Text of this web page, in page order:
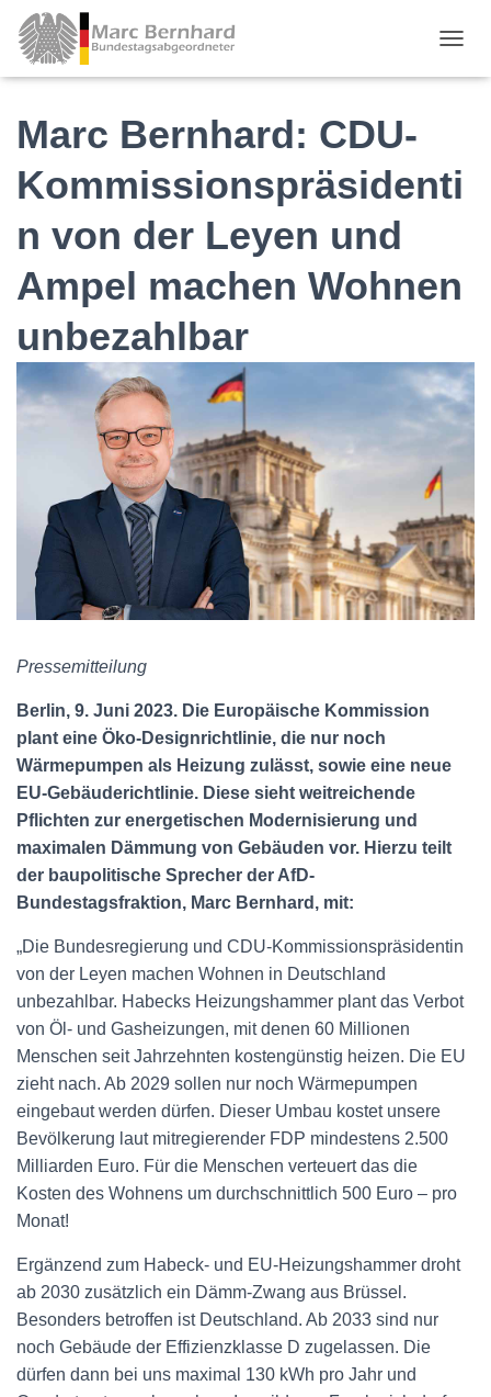
Marc Bernhard: CDU-
Kommissionspräsidenti
n von der Leyen und
Ampel machen Wohnen
unbezahlbar
Pressemitteilung
Berlin, 9. Juni 2023. Die Europäische Kommission
plant eine Öko-Designrichtlinie, die nur noch
Wärmepumpen als Heizung zulässt, sowie eine neue
EU-Gebäuderichtlinie. Diese sieht weitreichende
Pflichten zur energetischen Modernisierung und
maximalen Dämmung von Gebäuden vor. Hierzu teilt
der baupolitische Sprecher der AfD-
Bundestagsfraktion, Marc Bernhard, mit:
„Die Bundesregierung und CDU-Kommissionspräsidentin
von der Leyen machen Wohnen in Deutschland
unbezahlbar. Habecks Heizungshammer plant das Verbot
von Öl- und Gasheizungen, mit denen 60 Millionen
Menschen seit Jahrzehnten kostengünstig heizen. Die EU
zieht nach. Ab 2029 sollen nur noch Wärmepumpen
eingebaut werden dürfen. Dieser Umbau kostet unsere
Bevölkerung laut mitregierender FDP mindestens 2.500
Milliarden Euro. Für die Menschen verteuert das die
Kosten des Wohnens um durchschnittlich 500 Euro – pro
Monat!
Ergänzend zum Habeck- und EU-Heizungshammer droht
ab 2030 zusätzlich ein Dämm-Zwang aus Brüssel.
Besonders betroffen ist Deutschland. Ab 2033 sind nur
noch Gebäude der Effizienzklasse D zugelassen. Die
dürfen dann bei uns maximal 130 kWh pro Jahr und